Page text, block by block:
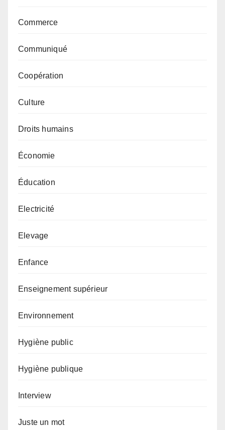
Commerce
Communiqué
Coopération
Culture
Droits humains
Économie
Éducation
Electricité
Elevage
Enfance
Enseignement supérieur
Environnement
Hygiène public
Hygiène publique
Interview
Juste un mot